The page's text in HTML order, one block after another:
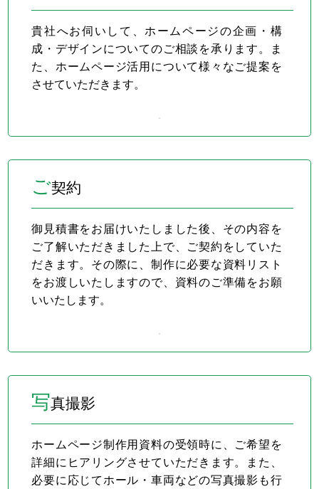
貴社へお伺いして、ホームページの企画・構
成・デザインについてのご相談を承ります。ま
た、ホームページ活用について様々なご提案を
させていただきます。
ご契約
御見積書をお届けいたしました後、その内容を
ご了解いただきました上で、ご契約をしていた
だきます。その際に、制作に必要な資料リスト
をお渡しいたしますので、資料のご準備をお願
いいたします。
写真撮影
ホームページ制作用資料の受領時に、ご希望を
詳細にヒアリングさせていただきます。また、
必要に応じてホール・車両などの写真撮影も行